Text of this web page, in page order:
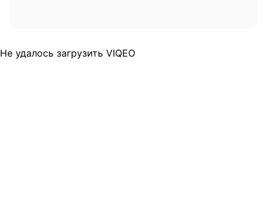
Не удалось загрузить VIQEO